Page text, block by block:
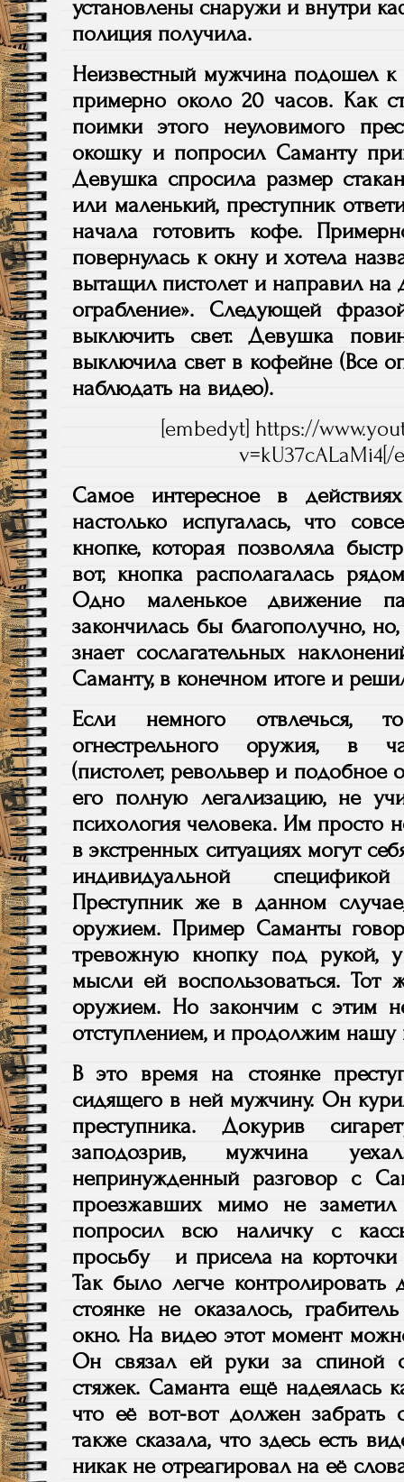
установлены снаружи и внутри
полиция получила.
Неизвестный мужчина подошел
примерно около 20 часов. Как
поимки этого неуловимого
окошку и попросил Саманту
Девушка спросила размер
или маленький, преступник
начала готовить кофе.
повернулась к окну и хотела
вытащил пистолет и направил на
ограбление». Следующей
выключить свет. Девушка
выключила свет в кофейне (Все
наблюдать на видео).
[embedyt] https://
v=kU37cALaMi4[/
Самое интересное в
настолько испугалась, что
кнопке, которая позволяла
вот, кнопка располагалась
Одно маленькое движение
закончилась бы благополучно,
знает сослагательных
Саманту, в конечном итоге и
Если немного отвлечься,
огнестрельного оружия, в
(пистолет, револьвер и подобное
его полную легализацию, не
психология человека. Им просто
в экстренных ситуациях могут
индивидуальной
Преступник же в данном
оружием. Пример Саманты
тревожную кнопку под рукой,
мысли ей воспользоваться.
оружием. Но закончим с этим
отступлением, и продолжим нашу
В это время на стоянке
сидящего в ней мужчину. Он
преступника. Докурив
заподозрив, мужчина
непринужденный разговор с
проезжавших мимо не заметил
попросил всю наличку с
просьбу и присела на корточки
Так было легче контролировать
стоянке не оказалось,
окно. На видео этот момент
Он связал ей руки за спиной
стяжек. Саманта ещё надеялась
что её вот-вот должен
также сказала, что здесь есть
никак не отреагировал на её